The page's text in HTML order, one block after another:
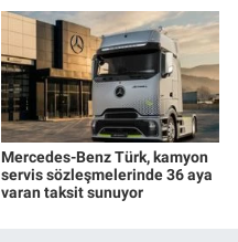
Mercedes-Benz Türk, kamyon
servis sözleşmelerinde 36 aya
varan taksit sunuyor